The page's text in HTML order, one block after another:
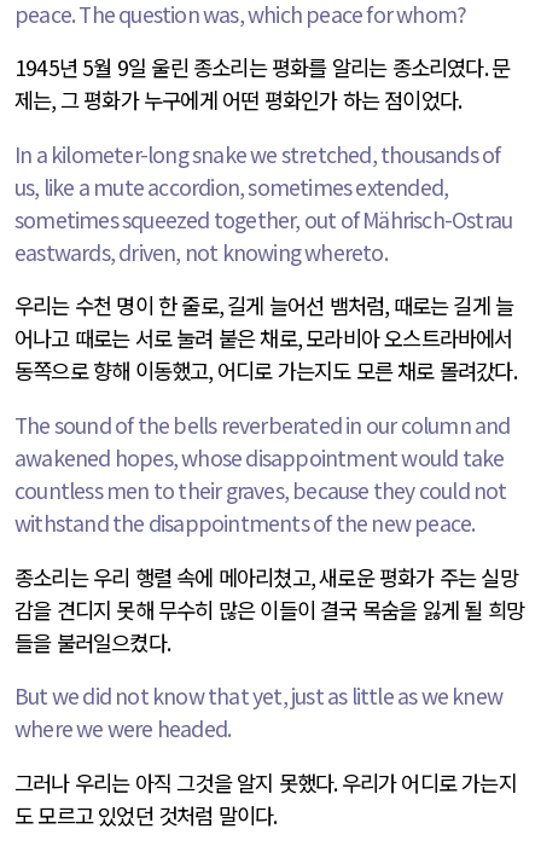
peace. The question was, which peace for whom?
1945년 5월 9일 울린 종소리는 평화를 알리는 종소리였다.문
제는,그 평화가 누구에게 어떤 평화인가 하는 점이었다.
In a kilometer-long snake we stretched, thousands of
us, like a mute accordion, sometimes extended,
sometimes squeezed together, out of Mährisch-Ostrau
eastwards, driven, not knowing whereto.
우리는 수천 명이 한 줄로,길게 늘어선 뱀처럼, 때로는 길게 늘
어나고 때로는 서로 눌려 붙은 채로,모라비아 오스트라바에서
동쪽으로 향해 이동했고, 어디로 가는지도 모른 채로 몰려갔다.
The sound of the bells reverberated in our column and
awakened hopes, whose disappointment would take
countless men to their graves, because they could not
withstand the disappointments of the new peace.
종소리는 우리 행렬 속에 메아리쳤고,새로운 평화가 주는 실망
감을 견디지 못해 무수히 많은 이들이 결국 목숨을 잃게 될 희망
들을 불러일으켰다.
But we did not know that yet, just as little as we knew
where we were headed.
그러나 우리는 아직 그것을 알지 못했다.우리가 어디로 가는지
도 모르고 있었던 것처럼 말이다.